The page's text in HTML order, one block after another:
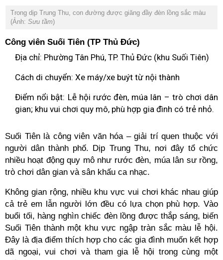
Trong dịp Trung Thu, con đường được giăng đầy đèn lồng sắc màu
(Ảnh: Sưu tầm)
Công viên Suối Tiên (TP Thủ Đức)
Địa chỉ: Phường Tân Phú, TP. Thủ Đức (khu Suối Tiên)
Cách di chuyển: Xe máy/xe buýt từ nội thành
Điểm nổi bật: Lễ hội rước đèn, múa lân – trò chơi dân
gian; khu vui chơi quy mô, phù hợp gia đình có trẻ nhỏ.
Suối Tiên là công viên văn hóa – giải trí quen thuộc với
người dân thành phố. Dịp Trung Thu, nơi đây tổ chức
nhiều hoạt động quy mô như rước đèn, múa lân sư rồng,
trò chơi dân gian và sân khấu ca nhạc.
Không gian rộng, nhiều khu vực vui chơi khác nhau giúp
cả trẻ em lẫn người lớn đều có lựa chọn phù hợp. Vào
buổi tối, hàng nghìn chiếc đèn lồng được thắp sáng, biến
Suối Tiên thành một khu vực ngập tràn sắc màu lễ hội.
Đây là địa điểm thích hợp cho các gia đình muốn kết hợp
dã ngoại, vui chơi và tham gia lễ hội trong cùng một